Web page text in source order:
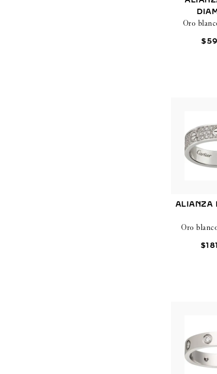
Oro
$59
ALIANZA
Oro
$181